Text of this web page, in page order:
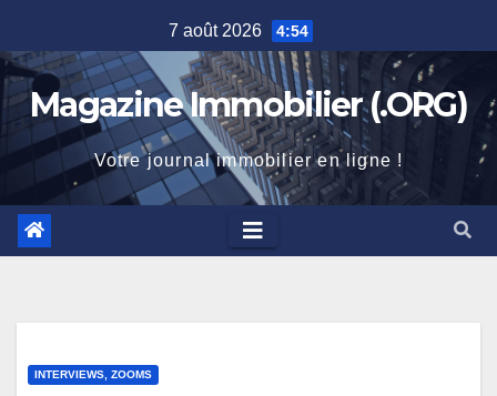
to
content
7 août 2026 4:54
Magazine Immobilier (.ORG)
Votre journal immobilier en ligne !
INTERVIEWS, ZOOMS